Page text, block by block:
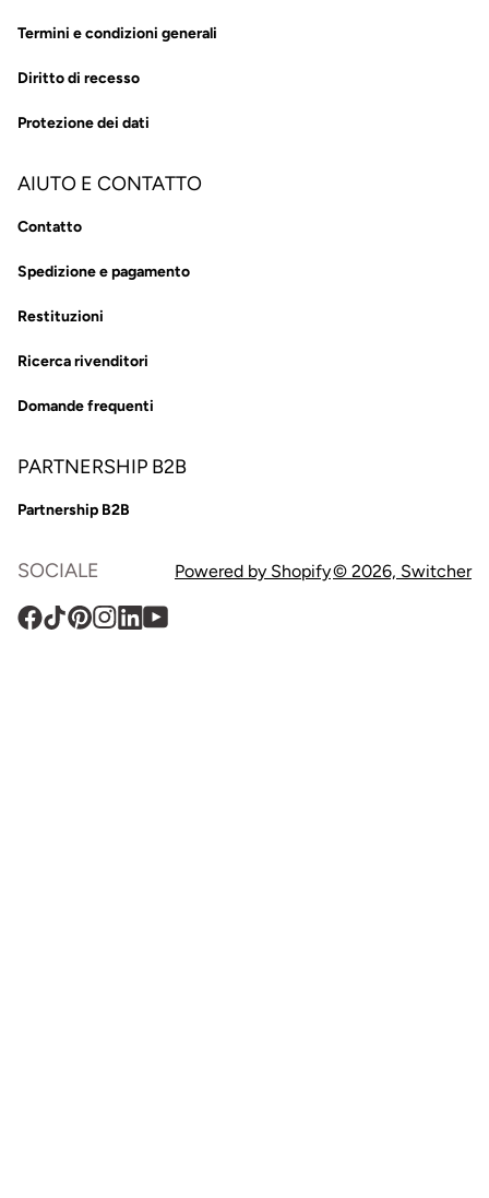
Termini e condizioni generali
Diritto di recesso
Protezione dei dati
AIUTO E CONTATTO
Contatto
Spedizione e pagamento
Restituzioni
Ricerca rivenditori
Domande frequenti
PARTNERSHIP B2B
Partnership B2B
SOCIALE
Facebook
TikTokPinterest
Instagram
Traduzione
YouTube
Powered by Shopify© 2026, Switcher